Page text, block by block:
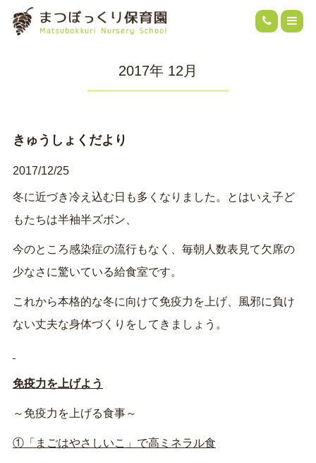
2017年 12月
きゅうしょくだより
2017/12/25
冬に近づき冷え込む日も多くなりました。とはいえ子ど
もたちは半袖半ズボン、
今のところ感染症の流行もなく、毎朝人数表見て欠席の
少なさに驚いている給食室です。
これから本格的な冬に向けて免疫力を上げ、風邪に負け
ない丈夫な身体づくりをしてきましょう。
免疫力を上げよう
～免疫力を上げる食事～
①「まごはやさしいこ」で高ミネラル食